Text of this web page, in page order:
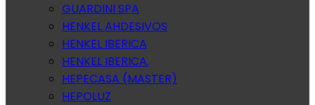
GUARDINI SPA
HENKEL AHDESIVOS
HENKEL IBERICA
HENKEL IBERICA.
HEPECASA (MASTER)
HEPOLUZ